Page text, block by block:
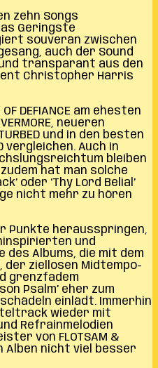
zehn Songs
Geringste
souverän zwischen
auch der Sound
transparant aus den
Christopher Harris
DEFIANCE am ehesten
neueren
und in den besten
vergleichen. Auch in
bleiben
zudem hat man solche
oder ‘Thy Lord Belial’
nicht mehr zu hören
Punkte herausspringen,
und
Albums, die mit dem
der ziellosen Midtempo-
grenzfadem
Psalm’ eher zum
einlädt. Immerhin
wieder mit
Refrainmelodien
von FLOTSAM &
Alben nicht viel besser